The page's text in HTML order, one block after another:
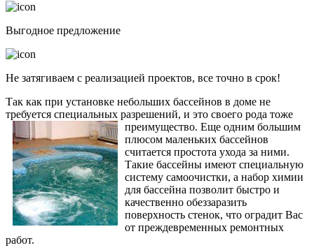
Выгодное предложение
Не затягиваем с реализацией проектов, все точно в срок!
Так как при установке небольших бассейнов в доме не
требуется специальных разрешений, и это своего рода тоже
преимущество. Еще одним большим
плюсом маленьких бассейнов
считается простота ухода за ними.
Такие бассейны имеют специальную
систему самоочистки, а набор химии
для бассейна позволит быстро и
качественно обеззаразить
поверхность стенок, что оградит Вас
от преждевременных ремонтных
работ.